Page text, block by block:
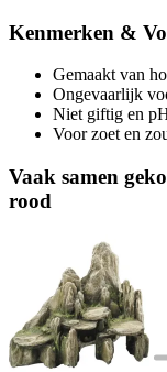
Kenmerken &
Gemaakt van
Ongevaarlijk
Niet giftig en
Voor zoet en
Vaak samen
rood